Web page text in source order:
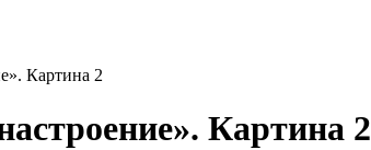
Картина 2
Картина 2